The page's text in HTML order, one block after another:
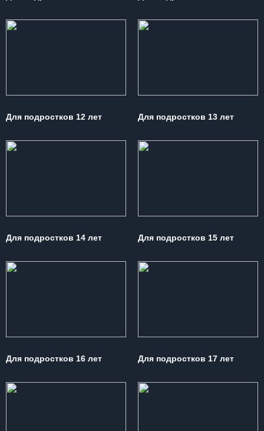
Для подростков 12 лет Для подростков 13 лет
Для подростков 14 лет Для подростков 15 лет
Для подростков 16 лет Для подростков 17 лет